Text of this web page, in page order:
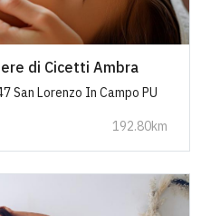
di Cicetti Ambra
San Lorenzo In Campo PU
192.80km